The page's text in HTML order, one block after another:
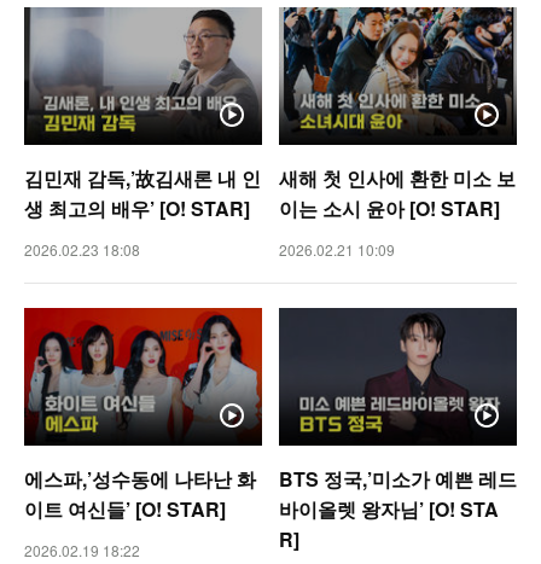
김민재 감독,’故김새론 내 인
생 최고의 배우’ [O! STAR]
2026.02.23 18:08
새해 첫 인사에 환한 미소 보
이는 소시 윤아 [O! STAR]
2026.02.21 10:09
에스파,’성수동에 나타난 화
이트 여신들’ [O! STAR]
2026.02.19 18:22
BTS 정국,’미소가 예쁜 레드
바이올렛 왕자님’ [O! STA
R]